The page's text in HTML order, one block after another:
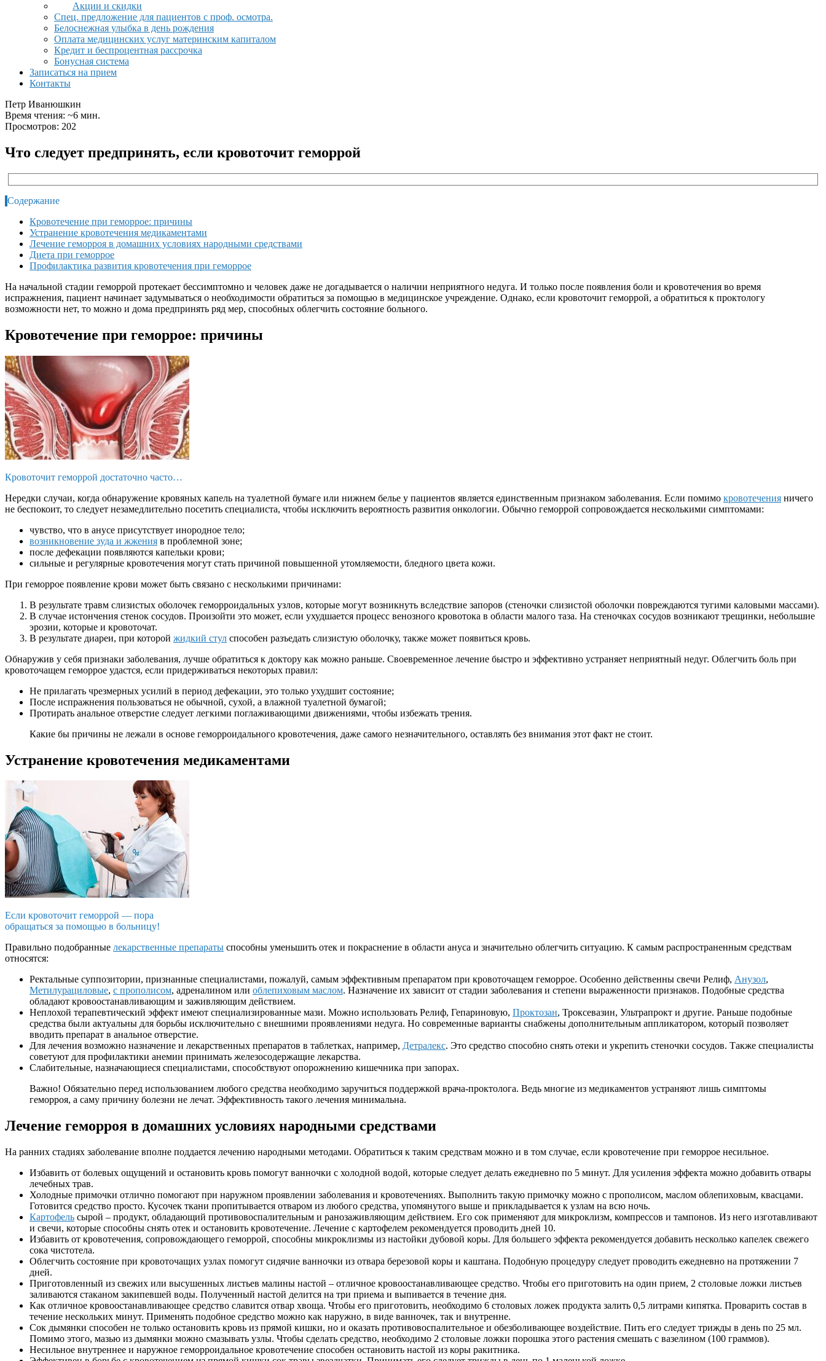
Акции и скидки
Спец. предложение для пациентов с проф. осмотра.
Белоснежная улыбка в день рождения
Оплата медицинских услуг материнским капиталом
Кредит и беспроцентная рассрочка
Бонусная система
Записаться на прием
Контакты
Петр Иванюшкин
Время чтения: ~6 мин.
Просмотров: 202
Что следует предпринять, если кровоточит геморрой
Содержание
Кровотечение при геморрое: причины
Устранение кровотечения медикаментами
Лечение геморроя в домашних условиях народными средствами
Диета при геморрое
Профилактика развития кровотечения при геморрое
На начальной стадии геморрой протекает бессимптомно и человек даже не догадывается о наличии неприятного недуга. И только после появления боли и кровотечения во время
испражнения, пациент начинает задумываться о необходимости обратиться за помощью в медицинское учреждение. Однако, если кровоточит геморрой, а обратиться к проктологу
возможности нет, то можно и дома предпринять ряд мер, способных облегчить состояние больного.
Кровотечение при геморрое: причины
Кровоточит геморрой достаточно часто…
Нередки случаи, когда обнаружение кровяных капель на туалетной бумаге или нижнем белье у пациентов является единственным признаком заболевания. Если помимо кровотечения ничего
не беспокоит, то следует незамедлительно посетить специалиста, чтобы исключить вероятность развития онкологии. Обычно геморрой сопровождается несколькими симптомами:
чувство, что в анусе присутствует инородное тело;
возникновение зуда и жжения в проблемной зоне;
после дефекации появляются капельки крови;
сильные и регулярные кровотечения могут стать причиной повышенной утомляемости, бледного цвета кожи.
При геморрое появление крови может быть связано с несколькими причинами:
В результате травм слизистых оболочек геморроидальных узлов, которые могут возникнуть вследствие запоров (стеночки слизистой оболочки повреждаются тугими каловыми массами).
В случае истончения стенок сосудов. Произойти это может, если ухудшается процесс венозного кровотока в области малого таза. На стеночках сосудов возникают трещинки, небольшие
эрозии, которые и кровоточат.
В результате диареи, при которой жидкий стул способен разъедать слизистую оболочку, также может появиться кровь.
Обнаружив у себя признаки заболевания, лучше обратиться к доктору как можно раньше. Своевременное лечение быстро и эффективно устраняет неприятный недуг. Облегчить боль при
кровоточащем геморрое удастся, если придерживаться некоторых правил:
Не прилагать чрезмерных усилий в период дефекации, это только ухудшит состояние;
После испражнения пользоваться не обычной, сухой, а влажной туалетной бумагой;
Протирать анальное отверстие следует легкими поглаживающими движениями, чтобы избежать трения.
Какие бы причины не лежали в основе геморроидального кровотечения, даже самого незначительного, оставлять без внимания этот факт не стоит.
Устранение кровотечения медикаментами
Если кровоточит геморрой — пора
обращаться за помощью в больницу!
Правильно подобранные лекарственные препараты способны уменьшить отек и покраснение в области ануса и значительно облегчить ситуацию. К самым распространенным средствам
относятся:
Ректальные суппозитории, признанные специалистами, пожалуй, самым эффективным препаратом при кровоточащем геморрое. Особенно действенны свечи Релиф, Анузол,
Метилурациловые, с прополисом, адреналином или облепиховым маслом. Назначение их зависит от стадии заболевания и степени выраженности признаков. Подобные средства
обладают кровоостанавливающим и заживляющим действием.
Неплохой терапевтический эффект имеют специализированные мази. Можно использовать Релиф, Гепариновую, Проктозан, Троксевазин, Ультрапрокт и другие. Раньше подобные
средства были актуальны для борьбы исключительно с внешними проявлениями недуга. Но современные варианты снабжены дополнительным аппликатором, который позволяет
вводить препарат в анальное отверстие.
Для лечения возможно назначение и лекарственных препаратов в таблетках, например, Детралекс. Это средство способно снять отеки и укрепить стеночки сосудов. Также специалисты
советуют для профилактики анемии принимать железосодержащие лекарства.
Слабительные, назначающиеся специалистами, способствуют опорожнению кишечника при запорах.
Важно! Обязательно перед использованием любого средства необходимо заручиться поддержкой врача-проктолога. Ведь многие из медикаментов устраняют лишь симптомы
геморроя, а саму причину болезни не лечат. Эффективность такого лечения минимальна.
Лечение геморроя в домашних условиях народными средствами
На ранних стадиях заболевание вполне поддается лечению народными методами. Обратиться к таким средствам можно и в том случае, если кровотечение при геморрое несильное.
Избавить от болевых ощущений и остановить кровь помогут ванночки с холодной водой, которые следует делать ежедневно по 5 минут. Для усиления эффекта можно добавить отвары
лечебных трав.
Холодные примочки отлично помогают при наружном проявлении заболевания и кровотечениях. Выполнить такую примочку можно с прополисом, маслом облепиховым, квасцами.
Готовится средство просто. Кусочек ткани пропитывается отваром из любого средства, упомянутого выше и прикладывается к узлам на всю ночь.
Картофель сырой – продукт, обладающий противовоспалительным и ранозаживляющим действием. Его сок применяют для микроклизм, компрессов и тампонов. Из него изготавливают
и свечи, которые способны снять отек и остановить кровотечение. Лечение с картофелем рекомендуется проводить дней 10.
Избавить от кровотечения, сопровождающего геморрой, способны микроклизмы из настойки дубовой коры. Для большего эффекта рекомендуется добавить несколько капелек свежего
сока чистотела.
Облегчить состояние при кровоточащих узлах помогут сидячие ванночки из отвара березовой коры и каштана. Подобную процедуру следует проводить ежедневно на протяжении 7
дней.
Приготовленный из свежих или высушенных листьев малины настой – отличное кровоостанавливающее средство. Чтобы его приготовить на один прием, 2 столовые ложки листьев
заливаются стаканом закипевшей воды. Полученный настой делится на три приема и выпивается в течение дня.
Как отличное кровоостанавливающее средство славится отвар хвоща. Чтобы его приготовить, необходимо 6 столовых ложек продукта залить 0,5 литрами кипятка. Проварить состав в
течение нескольких минут. Применять подобное средство можно как наружно, в виде ванночек, так и внутренне.
Сок дымянки способен не только остановить кровь из прямой кишки, но и оказать противовоспалительное и обезболивающее воздействие. Пить его следует трижды в день по 25 мл.
Помимо этого, мазью из дымянки можно смазывать узлы. Чтобы сделать средство, необходимо 2 столовые ложки порошка этого растения смешать с вазелином (100 граммов).
Несильное внутреннее и наружное геморроидальное кровотечение способен остановить настой из коры ракитника.